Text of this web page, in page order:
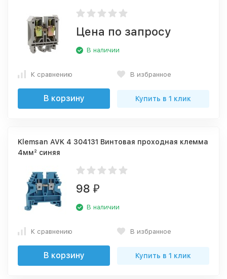
Цена по запросу
В наличии
К сравнению В избранное
В корзину Купить в 1 клик
Klemsan AVK 4 304131 Винтовая проходная клемма
4мм² синяя
98 ₽
В наличии
К сравнению В избранное
В корзину Купить в 1 клик